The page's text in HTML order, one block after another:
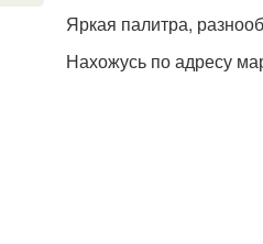
Яркая палитра,
Нахожусь по адресу